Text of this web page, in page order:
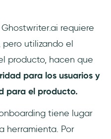
requiere
utilizando el
producto, hacen que
para los usuarios y
para el producto.
tiene lugar
herramienta. Por